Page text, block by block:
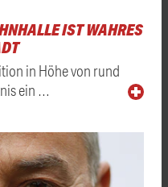
IST WAHRES
in Höhe von rund
ein …